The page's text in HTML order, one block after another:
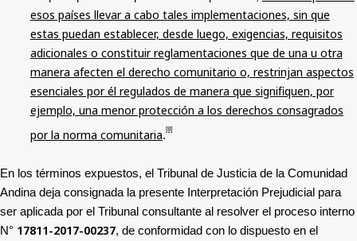
esos países llevar a cabo tales implementaciones, sin que
estas puedan establecer, desde luego, exigencias, requisitos
adicionales o constituir reglamentaciones que de una u otra
manera afecten el derecho comunitario o, restrinjan aspectos
esenciales por él regulados de manera que signifiquen, por
ejemplo, una menor protección a los derechos consagrados
por la norma comunitaria. [8]
En los términos expuestos, el Tribunal de Justicia de la Comunidad
Andina deja consignada la presente Interpretación Prejudicial para
ser aplicada por el Tribunal consultante al resolver el proceso interno
N° 17811-2017-00237, de conformidad con lo dispuesto en el